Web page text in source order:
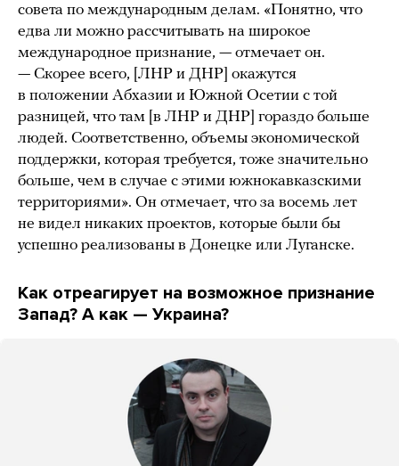
совета по международным делам. «Понятно, что
едва ли можно рассчитывать на широкое
международное признание, — отмечает он.
— Скорее всего, [ЛНР и ДНР] окажутся
в положении Абхазии и Южной Осетии с той
разницей, что там [в ЛНР и ДНР] гораздо больше
людей. Соответственно, объемы экономической
поддержки, которая требуется, тоже значительно
больше, чем в случае с этими южнокавказскими
территориями». Он отмечает, что за восемь лет
не видел никаких проектов, которые были бы
успешно реализованы в Донецке или Луганске.
Как отреагирует на возможное признание
Запад? А как — Украина?